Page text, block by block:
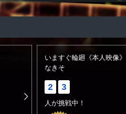
いますぐ輪廻《本人映像》
なきそ
2 3
人が挑戦中！